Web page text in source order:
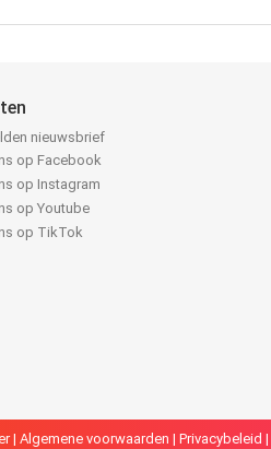
nieuwsbrief
op Facebook
op Instagram
op Youtube
op TikTok
| Algemene voorwaarden | Privacybeleid |